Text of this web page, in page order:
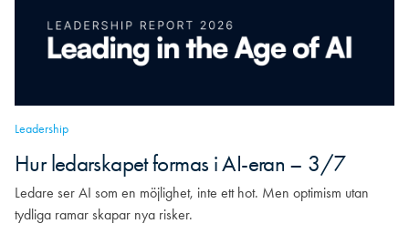
Leadership
Hur ledarskapet formas i AI-eran – 3/7
Ledare ser AI som en möjlighet, inte ett hot. Men optimism utan
tydliga ramar skapar nya risker.